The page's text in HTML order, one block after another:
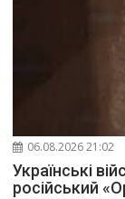
06.08.2026 21:02
Українські
російський